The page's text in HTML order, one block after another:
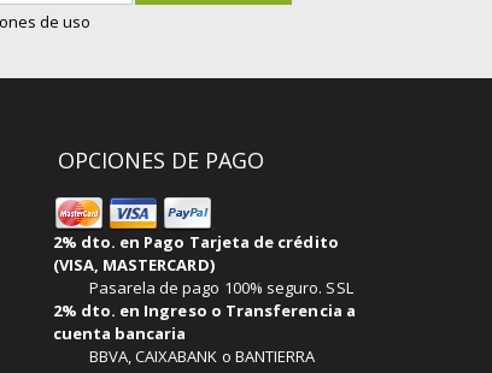
de uso
OPCIONES DE PAGO
2% dto. en Pago Tarjeta de crédito
(VISA, MASTERCARD)
Pasarela de pago 100% seguro. SSL
2% dto. en Ingreso o Transferencia a
cuenta bancaria
BBVA, CAIXABANK o BANTIERRA